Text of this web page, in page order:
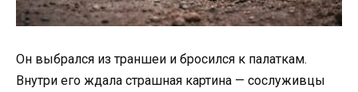
Он выбрался из траншеи и бросился к палаткам.
Внутри его ждала страшная картина — сослуживцы